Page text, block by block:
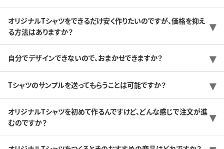
オリジナルTシャツをできるだけ安く作りたいのですが、価格を抑え
る方法はありますか？
自分でデザインできないので、おまかせできますか？
Tシャツのサンプルを送ってもらうことは可能ですか？
オリジナルTシャツを初めて作るんですけど、どんな感じで注文が進
むのですか？